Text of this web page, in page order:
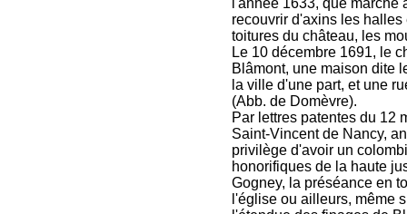
l'année 1633, que marché
recouvrir d'axins les
toitures du château, les
Le 10 décembre 1691, le
Blâmont, une maison dite
la ville d'une part, et une
(Abb. de Domèvre).
Par lettres patentes du 12
Saint-Vincent de Nancy,
privilège d'avoir un
honorifiques de la haute
Gogney, la préséance en
l'église ou ailleurs, même